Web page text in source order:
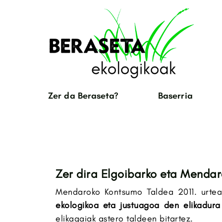
Zer da Beraseta? Baserria
Zer dira Elgoibarko eta
Mendaroko Kontsumo Taldea 2011.
ekologikoa eta justuagoa den
elikagaiak astero taldeen bitartez.